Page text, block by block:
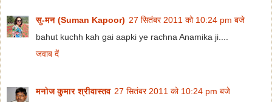
सु-मन (Suman Kapoor) 27 सितंबर 2011 को 10:24 pm बजे
bahut kuchh kah gai aapki ye rachna Anamika ji....
जवाब दें
मनोज कुमार श्रीवास्तव 27 सितंबर 2011 को 10:24 pm बजे